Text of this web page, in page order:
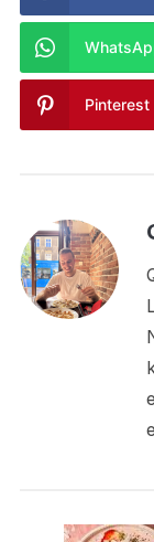
Pinterest